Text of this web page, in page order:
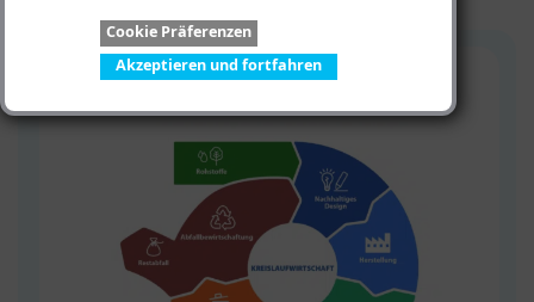
Cookie Präferenzen
Akzeptieren und fortfahren